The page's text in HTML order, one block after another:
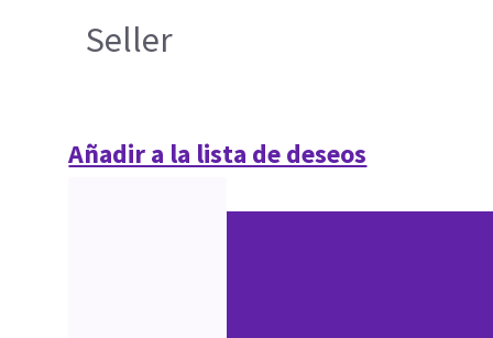
Seller
Añadir a la lista de deseos